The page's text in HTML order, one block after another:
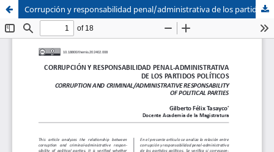
Sistema de
Bibliotecas
Facultad de
Derecho
Corrupción y responsabilidad penal/administrativa de los partidos políticos